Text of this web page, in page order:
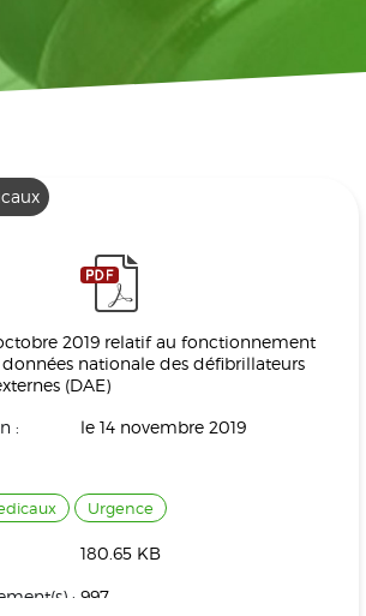
2019 relatif au fonctionnement
nationale des défibrillateurs
(DAE)
:
le 14 novembre 2019
Urgence
180.65 KB
: 997